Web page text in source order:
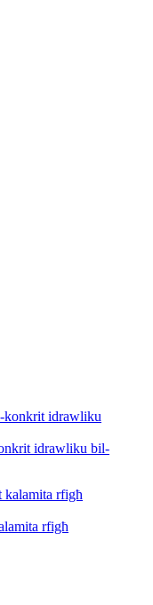
idrawliku bil-
rfigħ